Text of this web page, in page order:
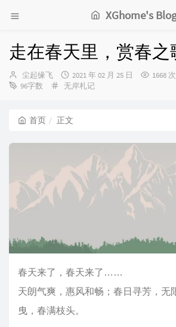
XGhome's
走在春天里，赏春之
博
主：
尘起缘飞
发
布
2021 年 02 月 25 日 1668
96字数
分
无岸札记
首页 正文
春天来了，春天来了……
天朗气爽，惠风和畅；春日寻芳，无
曳，春满枝头。